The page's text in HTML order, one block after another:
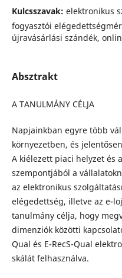
Kulcsszavak: elektronikus
fogyasztói
újravásárlási szándék,
Absztrakt
A TANULMÁNY CÉLJA
Napjainkban egyre több
környezetben, és
A kiélezett piaci helyzet és
szempontjából a
az elektronikus
elégedettség, illetve az e-
tanulmány célja, hogy
dimenziók közötti
Qual és E-RecS-Qual
skálát felhasználva.